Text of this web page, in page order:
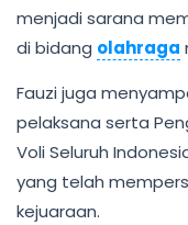
menjadi sarana
di bidang olahraga
Fauzi juga
pelaksana serta
Voli Seluruh
yang telah
kejuaraan.